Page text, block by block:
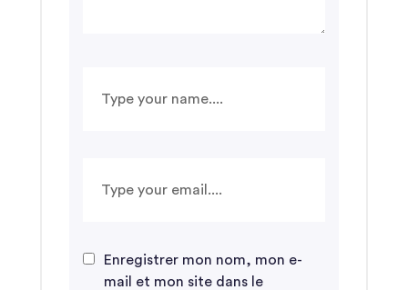
Enregistrer mon nom, mon e-
mail et mon site dans le